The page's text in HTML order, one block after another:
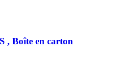
, Boîte en carton